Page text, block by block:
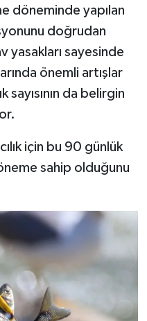
döneminde yapılan
doğrudan
yasakları sayesinde
önemli artışlar
da belirgin
için bu 90 günlük
sahip olduğunu